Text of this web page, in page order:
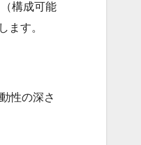
構成可能
ます。
性の深さ